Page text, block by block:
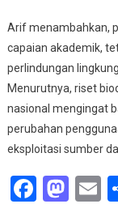
Arif menambahkan,
capaian akademik,
perlindungan
Menurutnya, riset
nasional mengingat
perubahan
eksploitasi sumber